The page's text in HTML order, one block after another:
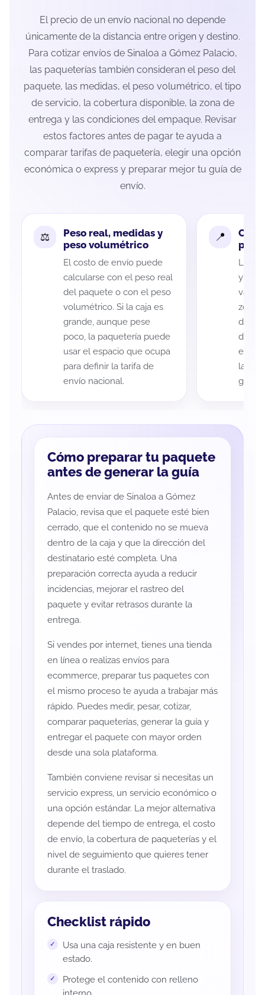
El precio de un envío nacional no depende
únicamente de la distancia entre origen y destino.
Para cotizar envíos de Sinaloa a Gómez Palacio,
las paqueterías también consideran el peso del
paquete, las medidas, el peso volumétrico, el tipo
de servicio, la cobertura disponible, la zona de
entrega y las condiciones del empaque. Revisar
estos factores antes de pagar te ayuda a
comparar tarifas de paquetería, elegir una opción
económica o express y preparar mejor tu guía de
envío.
Peso real, medidas y
peso volumétrico
El costo de envío puede
calcularse con el peso real
del paquete o con el peso
volumétrico. Si la caja es
grande, aunque pese
poco, la paquetería puede
usar el espacio que ocupa
para definir la tarifa de
envío nacional.
La
y
variar
zona
de
de
eso
la
guía
Cómo preparar tu paquete
antes de generar la guía
Antes de enviar de Sinaloa a Gómez
Palacio, revisa que el paquete esté bien
cerrado, que el contenido no se mueva
dentro de la caja y que la dirección del
destinatario esté completa. Una
preparación correcta ayuda a reducir
incidencias, mejorar el rastreo del
paquete y evitar retrasos durante la
entrega.
Si vendes por internet, tienes una tienda
en línea o realizas envíos para
ecommerce, preparar tus paquetes con
el mismo proceso te ayuda a trabajar más
rápido. Puedes medir, pesar, cotizar,
comparar paqueterías, generar la guía y
entregar el paquete con mayor orden
desde una sola plataforma.
También conviene revisar si necesitas un
servicio express, un servicio económico o
una opción estándar. La mejor alternativa
depende del tiempo de entrega, el costo
de envío, la cobertura de paqueterías y el
nivel de seguimiento que quieres tener
durante el traslado.
Checklist rápido
Usa una caja resistente y en buen
estado.
Protege el contenido con relleno